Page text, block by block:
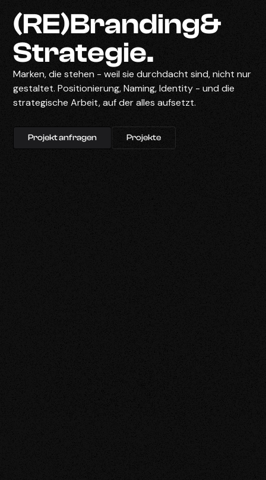
(RE)Branding&
Strategie.
Marken, die stehen - weil sie durchdacht sind, nicht nur
gestaltet. Positionierung, Naming, Identity - und die
strategische Arbeit, auf der alles aufsetzt.
Projekt anfragen Projekte